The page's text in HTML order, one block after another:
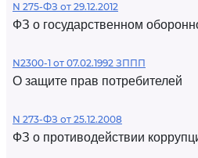
N 275-ФЗ от 29.12.2012
ФЗ о государственном
N2300-1 от 07.02.1992 ЗППП
О защите прав потребителей
N 273-ФЗ от 25.12.2008
ФЗ о противодействии